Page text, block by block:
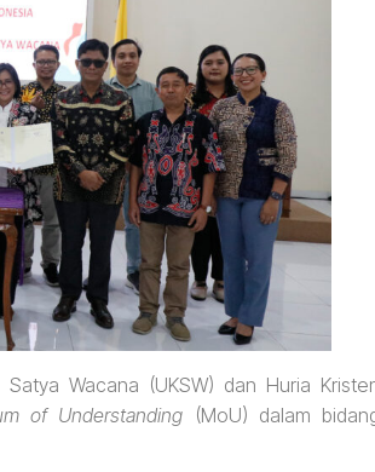
Wacana (UKSW) dan Huria
of Understanding (MoU) dalam